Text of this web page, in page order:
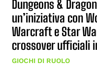
Dungeons &
un’iniziativa con
Warcraft e Star
crossover ufficiali
GIOCHI DI RUOLO